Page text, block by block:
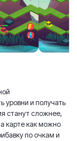
уровни и получать
станут сложнее,
карте как можно
по очкам и